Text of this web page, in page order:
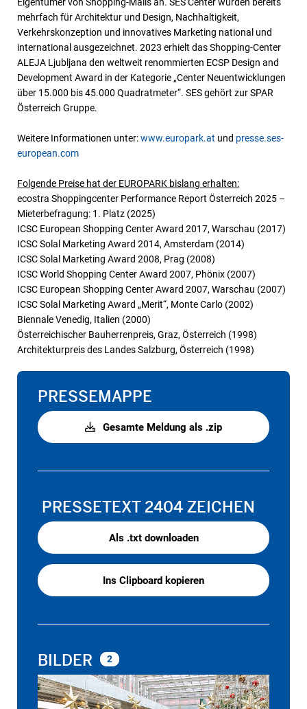
mehrfach für Architektur und Design, Nachhaltigkeit,
Verkehrskonzeption und innovatives Marketing national und
international ausgezeichnet. 2023 erhielt das Shopping-Center
ALEJA Ljubljana den weltweit renommierten ECSP Design and
Development Award in der Kategorie „Center Neuentwicklungen
über 15.000 bis 45.000 Quadratmeter“. SES gehört zur SPAR
Österreich Gruppe.
Weitere Informationen unter:www.europark.at und presse.ses-
european.com
Folgende Preise hat der EUROPARK bislang erhalten:
ecostra Shoppingcenter Performance Report Österreich 2025 –
Mieterbefragung: 1. Platz (2025)
ICSC European Shopping Center Award 2017, Warschau (2017)
ICSC Solal Marketing Award 2014, Amsterdam (2014)
ICSC Solal Marketing Award 2008, Prag (2008)
ICSC World Shopping Center Award 2007, Phönix (2007)
ICSC European Shopping Center Award 2007, Warschau (2007)
ICSC Solal Marketing Award „Merit“, Monte Carlo (2002)
Biennale Venedig, Italien (2000)
Österreichischer Bauherrenpreis, Graz, Österreich (1998)
Architekturpreis des Landes Salzburg, Österreich (1998)
PRESSEMAPPE
Gesamte Meldung als .zip
PRESSETEXT2404 ZEICHEN
Als .txt downloaden
Ins Clipboard kopieren
BILDER 2